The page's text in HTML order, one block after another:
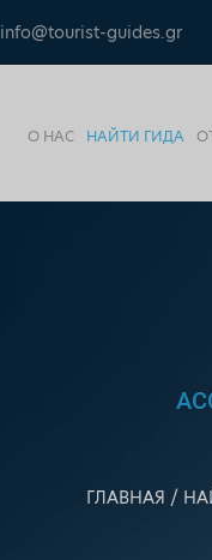
info@tourist-guides.gr
О НАС НАЙТИ ГИДА
ГЛАВНАЯ